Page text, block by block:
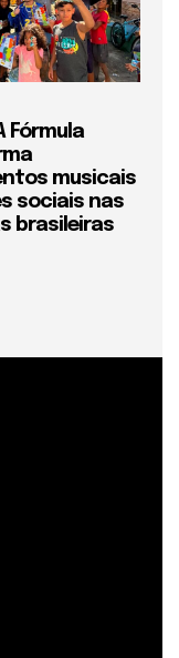
Fórmula
musicais
sociais nas
brasileiras